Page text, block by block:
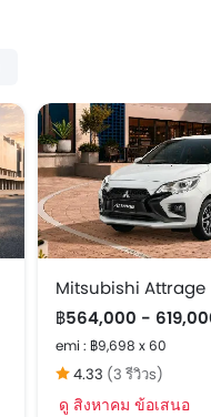
Mitsubishi Attrage
฿564,000 -
emi : ฿9,698 x 60
4.33 (3 รีวิวs)
ดู สิงหาคม ข้อเสนอ